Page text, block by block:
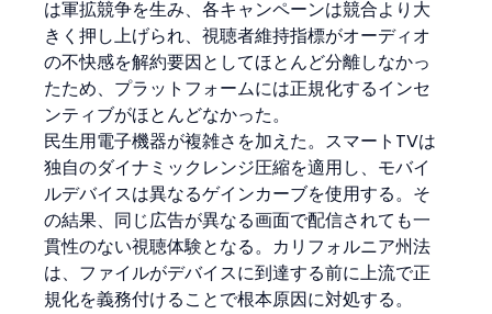
は軍拡競争を生み、各キャンペーンは競合より大
きく押し上げられ、視聴者維持指標がオーディオ
の不快感を解約要因としてほとんど分離しなかっ
たため、プラットフォームには正規化するインセ
ンティブがほとんどなかった。
民生用電子機器が複雑さを加えた。スマートTVは
独自のダイナミックレンジ圧縮を適用し、モバイ
ルデバイスは異なるゲインカーブを使用する。そ
の結果、同じ広告が異なる画面で配信されても一
貫性のない視聴体験となる。カリフォルニア州法
は、ファイルがデバイスに到達する前に上流で正
規化を義務付けることで根本原因に対処する。